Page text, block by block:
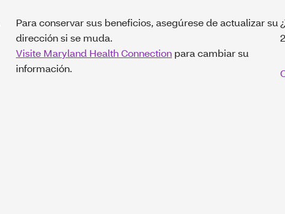
Para conservar sus beneficios, asegúrese de actualizar su
dirección si se muda.
Visite Maryland Health Connection para cambiar su
información.